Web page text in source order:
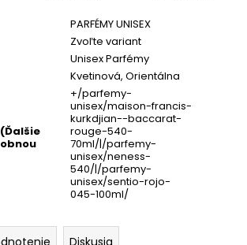
PARFÉMY UNISEX
Zvoľte variant
Unisex Parfémy
Kvetinová, Orientálna
+/parfemy-
unisex/maison-francis-
kurkdjian--baccarat-
rouge-540-
70ml/|/parfemy-
unisex/neness-
540/|/parfemy-
unisex/sentio-rojo-
045-100ml/
Diskusia